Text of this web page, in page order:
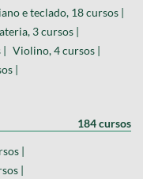
e teclado, 18 cursos |
3 cursos |
| Violino, 4 cursos |
|
184 cursos
|
|